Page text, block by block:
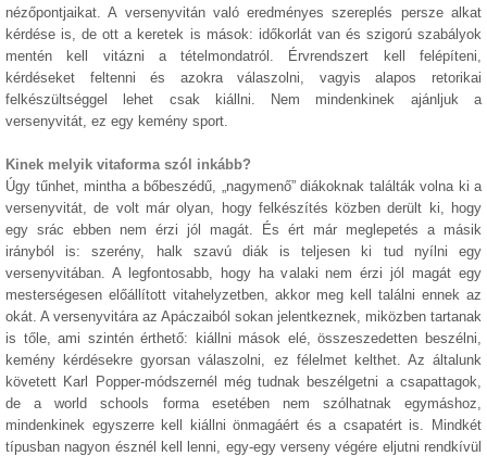
nézőpontjaikat. A versenyvitán való eredményes szereplés persze alkat
kérdése is, de ott a keretek is mások: időkorlát van és szigorú szabályok
mentén kell vitázni a tételmondatról. Érvrendszert kell felépíteni,
kérdéseket feltenni és azokra válaszolni, vagyis alapos retorikai
felkészültséggel lehet csak kiállni. Nem mindenkinek ajánljuk a
versenyvitát, ez egy kemény sport.
Kinek melyik vitaforma szól inkább?
Úgy tűnhet, mintha a bőbeszédű, „nagymenő” diákoknak találták volna ki a
versenyvitát, de volt már olyan, hogy felkészítés közben derült ki, hogy
egy srác ebben nem érzi jól magát. És ért már meglepetés a másik
irányból is: szerény, halk szavú diák is teljesen ki tud nyílni egy
versenyvitában. A legfontosabb, hogy ha valaki nem érzi jól magát egy
mesterségesen előállított vitahelyzetben, akkor meg kell találni ennek az
okát. A versenyvitára az Apáczaiból sokan jelentkeznek, miközben tartanak
is tőle, ami szintén érthető: kiállni mások elé, összeszedetten beszélni,
kemény kérdésekre gyorsan válaszolni, ez félelmet kelthet. Az általunk
követett Karl Popper-módszernél még tudnak beszélgetni a csapattagok,
de a world schools forma esetében nem szólhatnak egymáshoz,
mindenkinek egyszerre kell kiállni önmagáért és a csapatért is. Mindkét
típusban nagyon észnél kell lenni, egy-egy verseny végére eljutni rendkívül